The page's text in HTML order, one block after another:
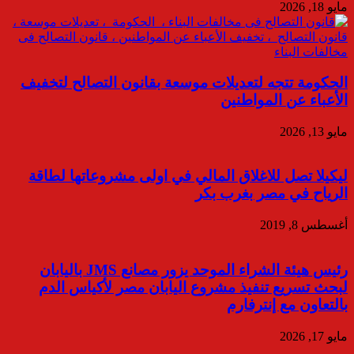
مايو 18, 2026
الحكومة تتجه لتعديلات موسعة بقانون التصالح لتخفيف
الأعباء عن المواطنين
مايو 13, 2026
ليكيلا تصل للاغلاق المالي في اولى مشروعاتها لطاقة
الرياح في مصر بغرب بكر
أغسطس 8, 2019
رئيس هيئة الشراء الموحد يزور مصانع JMS باليابان
لبحث تسريع تنفيذ مشروع اليابان مصر لأكياس الدم
بالتعاون مع إنترفارم
مايو 17, 2026